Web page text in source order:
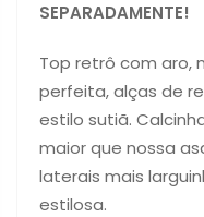
SEPARADAMENTE!
Top retrô com aro,
perfeita, alças de
estilo sutiã.
maior que nossa
laterais mais
estilosa.